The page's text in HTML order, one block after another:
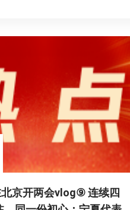
开两会vlog⑨ 连续四